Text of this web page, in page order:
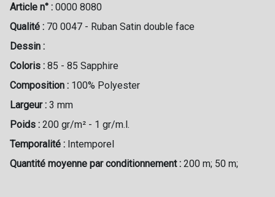
Article n° : 0000 8080
Qualité : 70 0047 - Ruban Satin double face
Dessin :
Coloris : 85 - 85 Sapphire
Composition : 100% Polyester
Largeur : 3 mm
Poids : 200 gr/m² - 1 gr/m.l.
Temporalité : Intemporel
Quantité moyenne par conditionnement : 200 m; 50 m;